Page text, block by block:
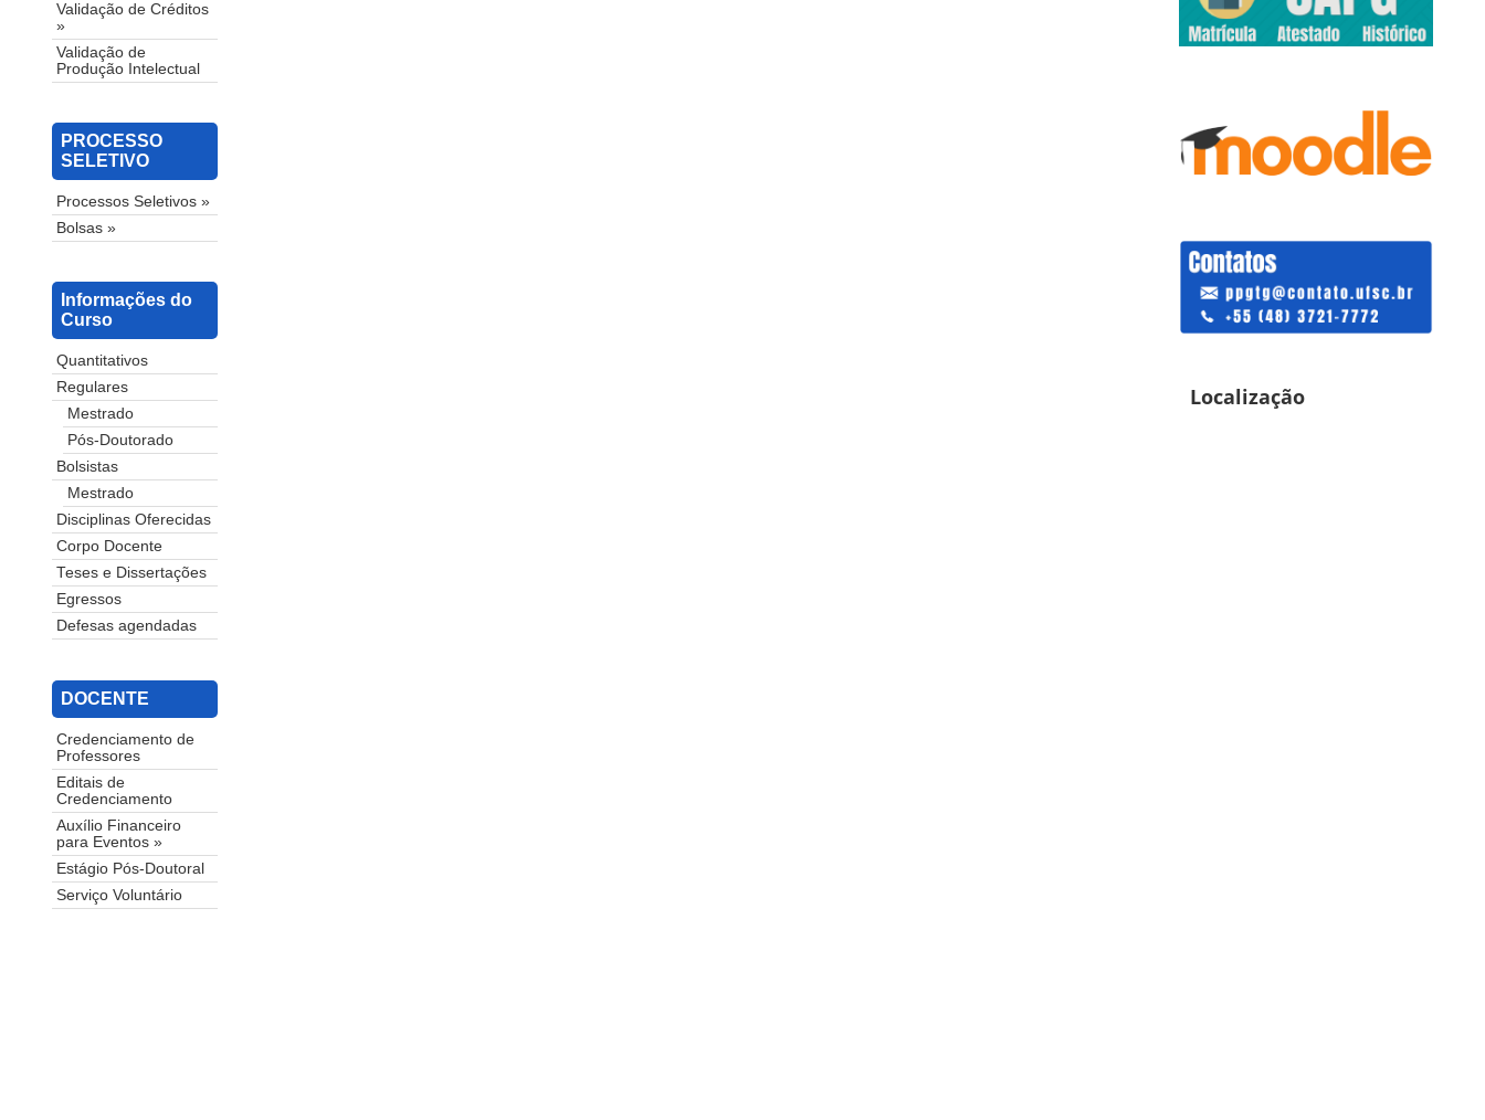
Validação de Créditos
»
Validação de
Produção Intelectual
PROCESSO
SELETIVO
Processos Seletivos »
Bolsas »
Informações do
Curso
Quantitativos
Regulares
Mestrado
Pós-Doutorado
Bolsistas
Mestrado
Disciplinas Oferecidas
Corpo Docente
Teses e Dissertações
Egressos
Defesas agendadas
DOCENTE
Credenciamento de
Professores
Editais de
Credenciamento
Auxílio Financeiro
para Eventos »
Estágio Pós-Doutoral
Serviço Voluntário
Localização